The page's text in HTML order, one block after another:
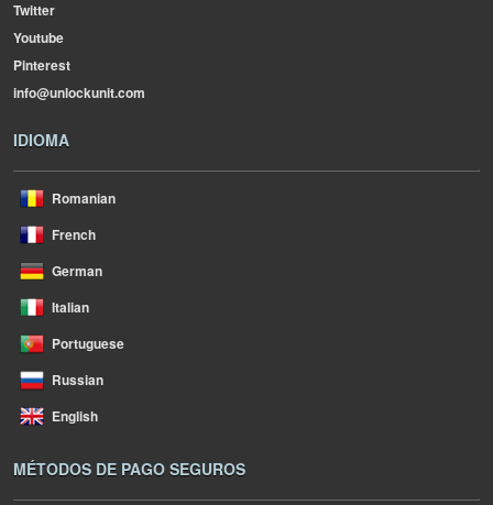
Twitter
Youtube
Pinterest
info@unlockunit.com
IDIOMA
Romanian
French
German
Italian
Portuguese
Russian
English
MÉTODOS DE PAGO SEGUROS